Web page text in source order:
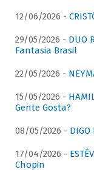
12/06/2026 -
29/05/2026 - DUO
Fantasia Brasil
22/05/2026 -
15/05/2026 -
Gente Gosta?
08/05/2026 -
17/04/2026 -
Chopin